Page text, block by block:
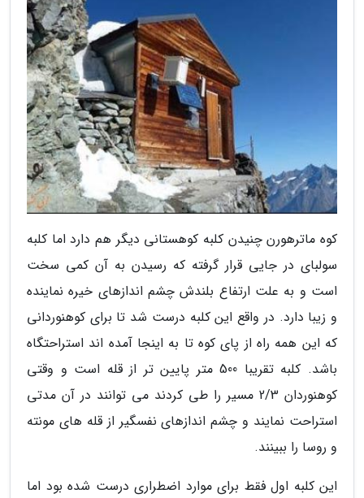
کوه ماترهورن چنیدن کلبه کوهستانی دیگر هم دارد اما کلبه
سولبای در جایی قرار گرفته که رسیدن به آن کمی سخت
است و به علت ارتفاع بلندش چشم اندازهای خیره نماینده
و زیبا دارد. در واقع این کلبه درست شد تا برای کوهنوردانی
که این همه راه از پای کوه تا به اینجا آمده اند استراحتگاه
باشد. کلبه تقریبا 500 متر پایین تر از قله است و وقتی
کوهنوردان 2/3 مسیر را طی کردند می توانند در آن مدتی
استراحت نمایند و چشم اندازهای نفسگیر از قله های مونته
و روسا را ببینند.
این کلبه اول فقط برای موارد اضطراری درست شده بود اما